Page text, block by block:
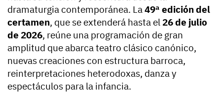
dramaturgia contemporánea. La49ª edición del
certamen, que se extenderá hasta el 26 de julio
de 2026, reúne una programación de gran
amplitud que abarca teatro clásico canónico,
nuevas creaciones con estructura barroca,
reinterpretaciones heterodoxas, danza y
espectáculos para la infancia.